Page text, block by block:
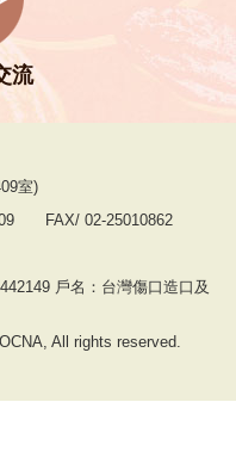
流
室)
FAX/ 02-25010862
戶名：台灣傷口造口及
All rights reserved.